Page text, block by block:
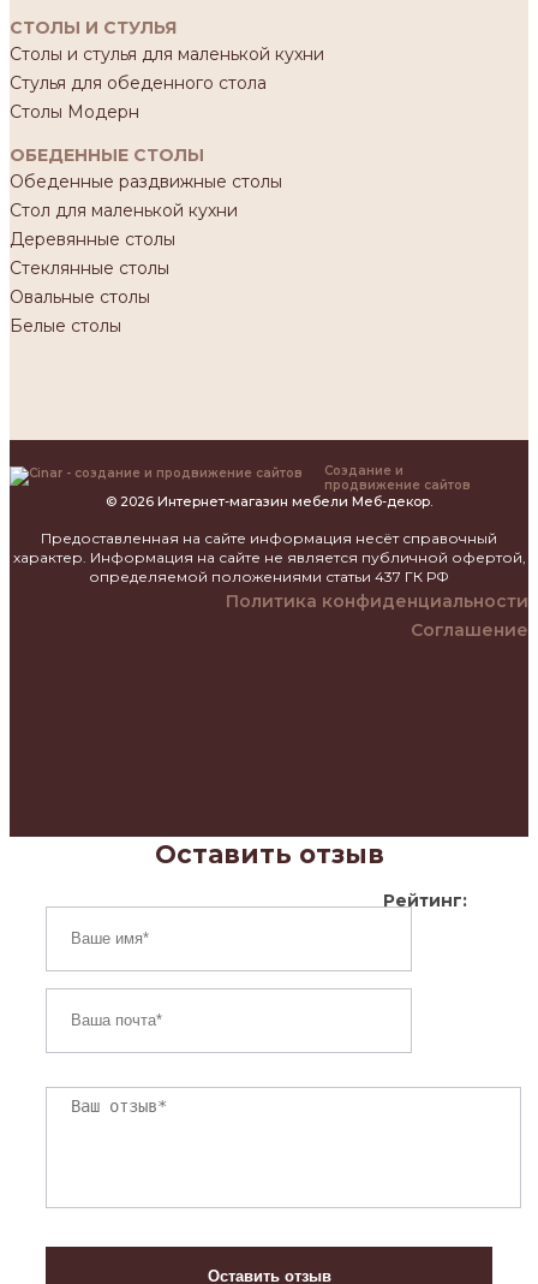
СТОЛЫ И СТУЛЬЯ
Столы и стулья для маленькой кухни
Стулья для обеденного стола
Столы Модерн
ОБЕДЕННЫЕ СТОЛЫ
Обеденные раздвижные столы
Стол для маленькой кухни
Деревянные столы
Стеклянные столы
Овальные столы
Белые столы
Создание и
продвижение сайтов
© 2026 Интернет-магазин мебели Меб-декор.
Предоставленная на сайте информация несёт справочный
характер. Информация на сайте не является публичной офертой,
определяемой положениями статьи 437 ГК РФ
Политика конфиденциальности
Соглашение
Оставить отзыв
Рейтинг: